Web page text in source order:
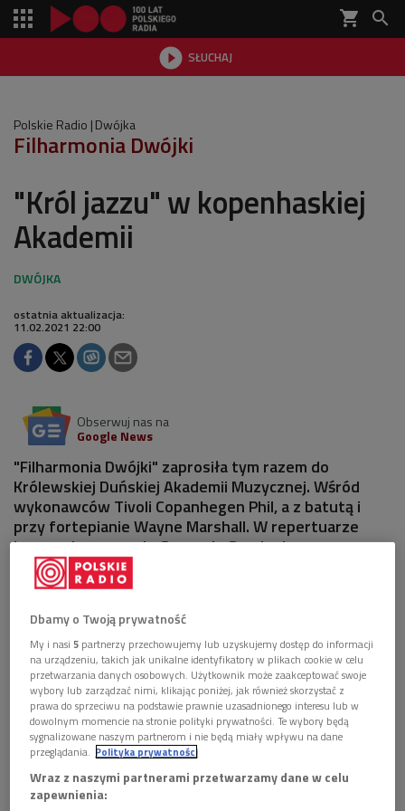
shopping_cart 
 SŁUCHAJ

Polskie Radio Dwójka
Filharmonia Dwójki
"Król jazzu" w kopenhaskiej
Akademii
ostatnia aktualizacja:
11.02.2021 22:00
Obserwuj nas na
Google News
"Filharmonia Dwójki" zaprosiła tym razem do
Królewskiej Duńskiej Akademii Muzycznej. Wśród
wykonawców Tivoli Copanhegen Phil, a z batutą i
przy fortepianie Wayne Marshall. W repertuarze
barwne kompozycje George'a Gershwina.
Dbamy o Twoją prywatność
My i nasi5 partnerzy przechowujemy lub uzyskujemy dostęp do informacji
na urządzeniu, takich jak unikalne identyfikatory w plikach cookie w celu
przetwarzania danych osobowych. Użytkownik może zaakceptować swoje
wybory lub zarządzać nimi, klikając poniżej, jak również skorzystać z
prawa do sprzeciwu na podstawie prawnie uzasadnionego interesu lub w
dowolnym momencie na stronie polityki prywatności. Te wybory będą
sygnalizowane naszym partnerom i nie będą miały wpływu na dane
przeglądania. Polityka prywatności
Wraz z naszymi partnerami przetwarzamy dane w celu
zapewnienia: